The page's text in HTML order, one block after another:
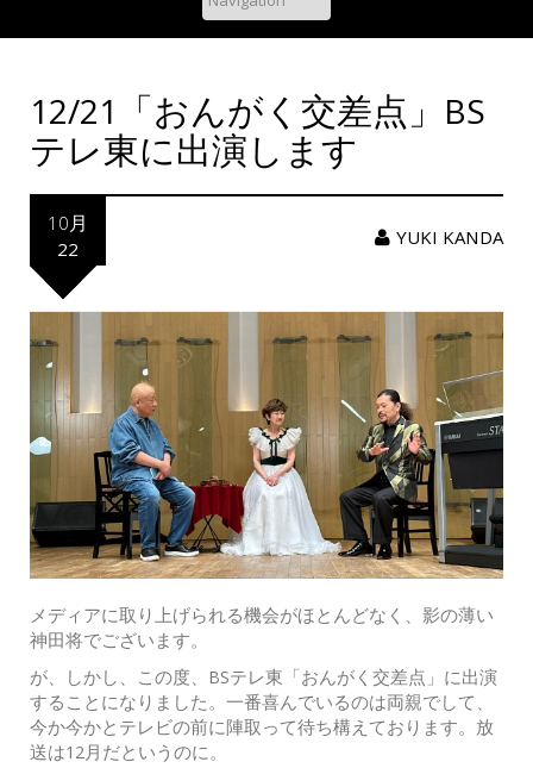
12/21「おんがく交差点」BS
テレ東に出演します
10月
22
YUKI KANDA
メディアに取り上げられる機会がほとんどなく、影の薄い
神田将でございます。
が、しかし、この度、BSテレ東「おんがく交差点」に出演
することになりました。一番喜んでいるのは両親でして、
今か今かとテレビの前に陣取って待ち構えております。放
送は12月だというのに。